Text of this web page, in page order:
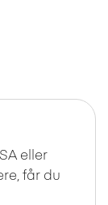
eller
får du